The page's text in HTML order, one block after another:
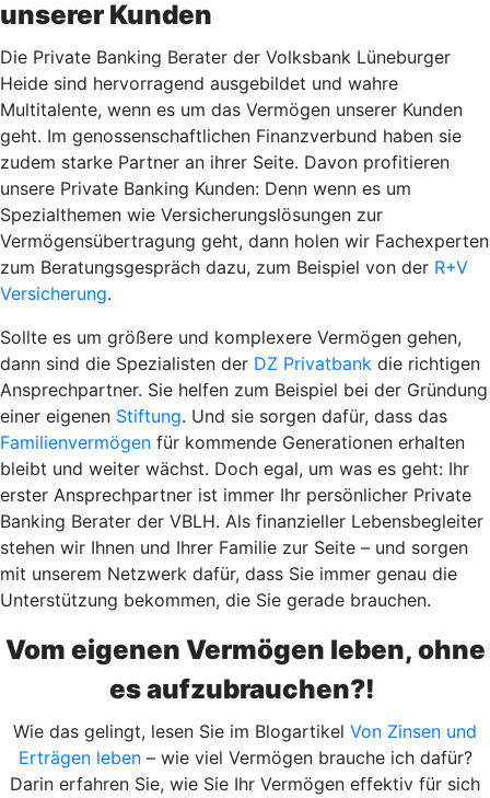
unserer Kunden
Die Private Banking Berater der Volksbank Lüneburger
Heide sind hervorragend ausgebildet und wahre
Multitalente, wenn es um das Vermögen unserer Kunden
geht. Im genossenschaftlichen Finanzverbund haben sie
zudem starke Partner an ihrer Seite. Davon profitieren
unsere Private Banking Kunden: Denn wenn es um
Spezialthemen wie Versicherungslösungen zur
Vermögensübertragung geht, dann holen wir Fachexperten
zum Beratungsgespräch dazu, zum Beispiel von der R+V
Versicherung.
Sollte es um größere und komplexere Vermögen gehen,
dann sind die Spezialisten der DZ Privatbank die richtigen
Ansprechpartner. Sie helfen zum Beispiel bei der Gründung
einer eigenen Stiftung. Und sie sorgen dafür, dass das
Familienvermögen für kommende Generationen erhalten
bleibt und weiter wächst. Doch egal, um was es geht: Ihr
erster Ansprechpartner ist immer Ihr persönlicher Private
Banking Berater der VBLH. Als finanzieller Lebensbegleiter
stehen wir Ihnen und Ihrer Familie zur Seite – und sorgen
mit unserem Netzwerk dafür, dass Sie immer genau die
Unterstützung bekommen, die Sie gerade brauchen.
Vom eigenen Vermögen leben, ohne
es aufzubrauchen?!
Wie das gelingt, lesen Sie im Blogartikel Von Zinsen und
Erträgen leben– wie viel Vermögen brauche ich dafür?
Darin erfahren Sie, wie Sie Ihr Vermögen effektiv für sich